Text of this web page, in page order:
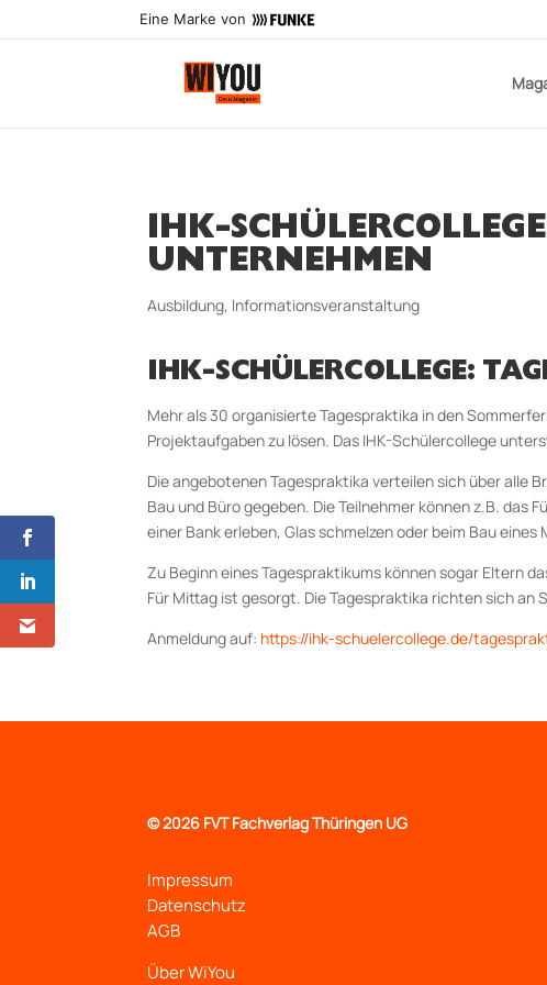
Eine Marke von
IHK-
UNTERNEHMEN
Ausbildung, Informationsveranstaltung
IHK-SCHÜLERCOLLEGE:
Mehr als 30 organisierte Tagespraktika in den
Projektaufgaben zu lösen. Das IHK-Schülercollege
Die angebotenen Tagespraktika verteilen sich über alle
Bau und Büro gegeben. Die Teilnehmer können z.B.
einer Bank erleben, Glas schmelzen oder beim Bau
Zu Beginn eines Tagespraktikums können sogar Eltern
Für Mittag ist gesorgt. Die Tagespraktika richten sich an
Anmeldung auf: https://ihk-schuelercollege.de/
©2026 FVT Fachverlag Thüringen UG
Impressum
Datenschutz
AGB
Über WiYou